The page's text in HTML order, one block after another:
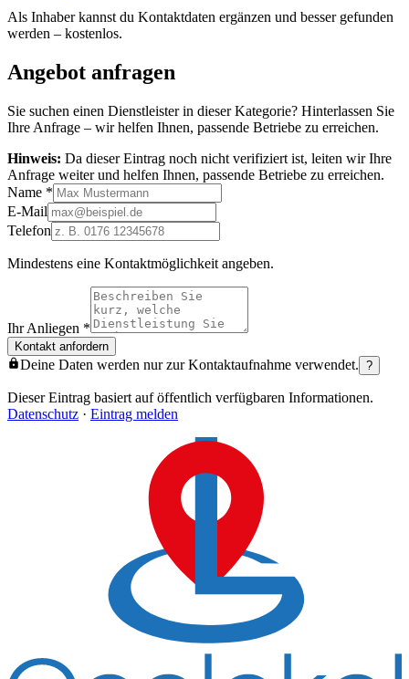
Als Inhaber kannst du Kontaktdaten ergänzen und besser gefunden
werden – kostenlos.
Angebot anfragen
Sie suchen einen Dienstleister in dieser Kategorie? Hinterlassen Sie
Ihre Anfrage – wir helfen Ihnen, passende Betriebe zu erreichen.
Hinweis: Da dieser Eintrag noch nicht verifiziert ist, leiten wir Ihre
Anfrage weiter und helfen Ihnen, passende Betriebe zu erreichen.
Name *
E-Mail
Telefon
Mindestens eine Kontaktmöglichkeit angeben.
Ihr Anliegen *
Kontakt anfordern
Deine Daten werden nur zur Kontaktaufnahme verwendet. ?
Dieser Eintrag basiert auf öffentlich verfügbaren Informationen.
Datenschutz · Eintrag melden